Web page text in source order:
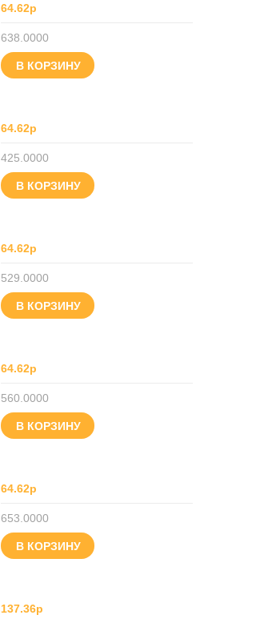
64.62р
638.0000
В КОРЗИНУ
64.62р
425.0000
В КОРЗИНУ
64.62р
529.0000
В КОРЗИНУ
64.62р
560.0000
В КОРЗИНУ
64.62р
653.0000
В КОРЗИНУ
137.36р